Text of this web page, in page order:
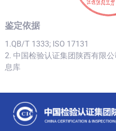
鉴定依据
1.QB/T 1333; ISO 17131
2. 中国检验认证集团陕西有限
息库